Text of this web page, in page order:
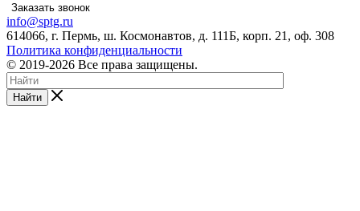
Заказать звонок
info@sptg.ru
614066, г. Пермь, ш. Космонавтов, д. 111Б, корп. 21, оф. 308
Политика конфиденциальности
© 2019-2026 Все права защищены.
Найти